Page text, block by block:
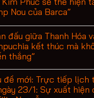
Nou của Barca”
đấu giữa Thanh Hóa
kết thúc mà
thắng”
đề mới: Trực tiếp lịch
23/1: Sự xuất hiện